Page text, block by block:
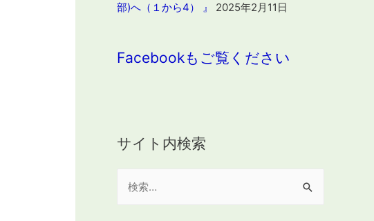
部)へ（１から4） 』
2025年2月11日
Facebookもご覧ください
サイト内検索